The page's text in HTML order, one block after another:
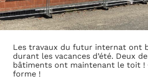
Les travaux du futur internat ont
durant les vacances d’été. Deux
bâtiments ont maintenant le toit !
forme !